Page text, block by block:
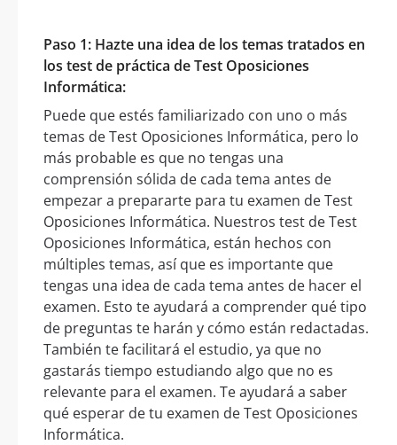
Paso 1: Hazte una idea de los temas tratados en
los test de práctica de Test Oposiciones
Informática:
Puede que estés familiarizado con uno o más
temas de Test Oposiciones Informática, pero lo
más probable es que no tengas una
comprensión sólida de cada tema antes de
empezar a prepararte para tu examen de Test
Oposiciones Informática. Nuestros test de Test
Oposiciones Informática, están hechos con
múltiples temas, así que es importante que
tengas una idea de cada tema antes de hacer el
examen. Esto te ayudará a comprender qué tipo
de preguntas te harán y cómo están redactadas.
También te facilitará el estudio, ya que no
gastarás tiempo estudiando algo que no es
relevante para el examen. Te ayudará a saber
qué esperar de tu examen de Test Oposiciones
Informática.